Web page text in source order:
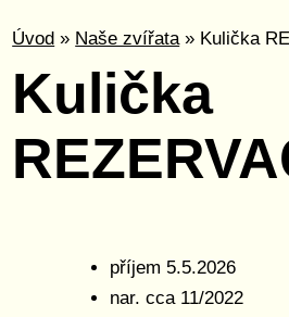
Úvod » Naše zvířata» Kulička
Kulička
příjem 5.5.2026
nar. cca 11/2022